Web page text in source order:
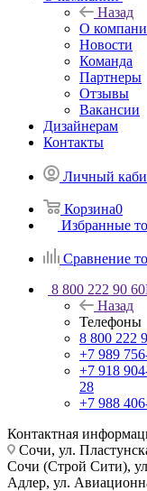
Назад
О
Новости
Команда
Партнеры
Отзывы
Вакансии
Дизайнерам
Контакты
Личный
Корзина0
Избранные
Сравнение
8 800 222 90 60
Назад
Телефоны
8 800 222
+7 989
+7 918
28
+7 988
Контактная
Сочи, ул.
Сочи (Строй Сити),
Адлер, ул.